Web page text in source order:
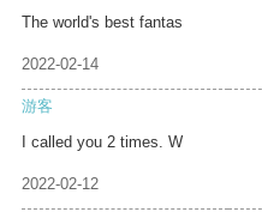
The world's best fantas
2022-02-14
游客
I called you 2 times. W
2022-02-12